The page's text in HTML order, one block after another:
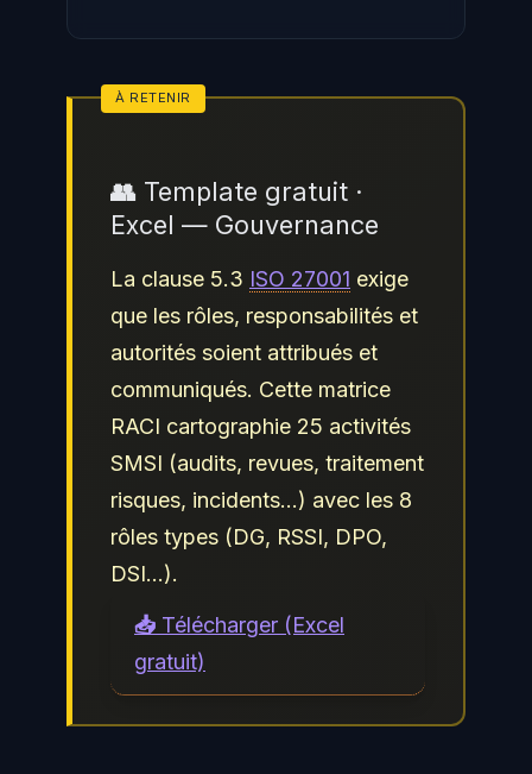
👥 Template gratuit ·
Excel — Gouvernance
La clause 5.3 ISO 27001 exige
que les rôles, responsabilités et
autorités soient attribués et
communiqués. Cette matrice
RACI cartographie 25 activités
SMSI (audits, revues, traitement
risques, incidents…) avec les 8
rôles types (DG, RSSI, DPO,
DSI…).
📥 Télécharger (Excel
gratuit)